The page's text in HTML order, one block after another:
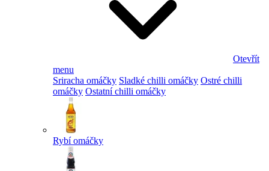
Otevřít
menu
Sriracha omáčky Sladké chilli omáčky Ostré chilli
omáčky Ostatní chilli omáčky
Rybí omáčky